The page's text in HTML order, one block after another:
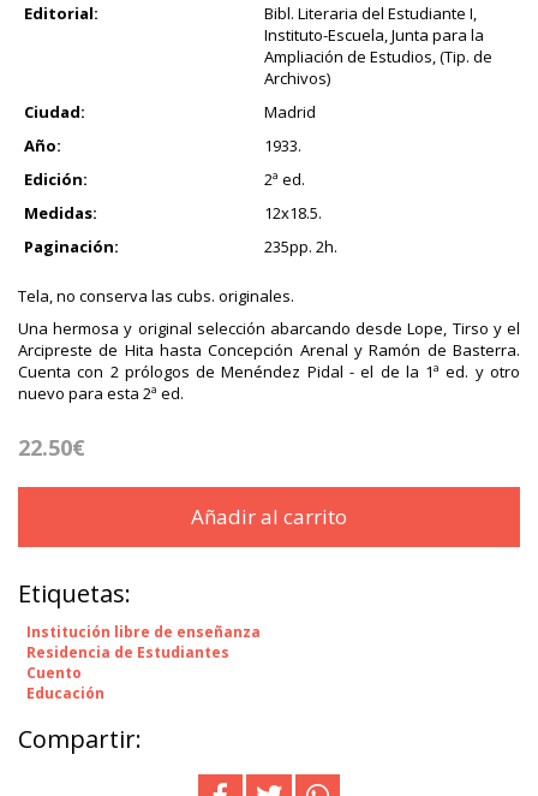
Editorial:
Bibl. Literaria del Estudiante I,
Instituto-Escuela, Junta para la
Ampliación de Estudios, (Tip. de
Archivos)
Ciudad:
Madrid
Año:
1933.
Edición:
2ª ed.
Medidas:
12x18.5.
Paginación:
235pp. 2h.
Tela, no conserva las cubs. originales.
Una hermosa y original selección abarcando desde Lope, Tirso y el
Arcipreste de Hita hasta Concepción Arenal y Ramón de Basterra.
Cuenta con 2 prólogos de Menéndez Pidal - el de la 1ª ed. y otro
nuevo para esta 2ª ed.
22.50€
Añadir al carrito
Etiquetas:
Institución libre de enseñanza
Residencia de Estudiantes
Cuento
Educación
Compartir: